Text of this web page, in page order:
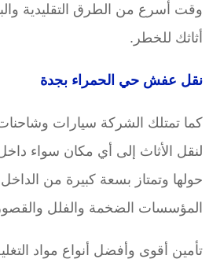
وقت أسرع من الطرق التقليدية
أثاثك للخطر.
نقل عفش حي الحمراء بجدة
كما تمتلك الشركة سيارات
لنقل الأثاث إلى أي مكان سواء
حولها وتمتاز بسعة كبيرة من
المؤسسات الضخمة والفلل
تأمين أقوى وأفضل أنواع مواد